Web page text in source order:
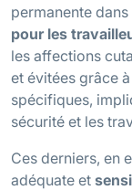
permanente
pour les
les affections
et évitées grâce
spécifiques,
sécurité et les
Ces derniers, en
adéquate et